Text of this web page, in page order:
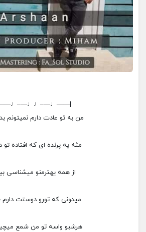
من به تو عادت دارم نمیتونم
مثه یه پرنده ای که افتاده تو
از همه یهتر‌منو میشناسی
میدونی که تورو دوستت دارم
هرشبو واسه تو من شمع